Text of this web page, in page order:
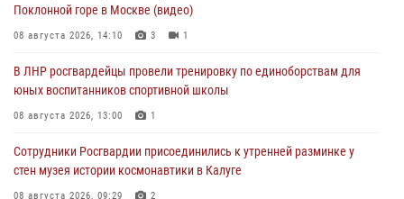
Поклонной горе в Москве (видео)
08 августа 2026, 14:10 3 1
В ЛНР росгвардейцы провели тренировку по единоборствам для
юных воспитанников спортивной школы
08 августа 2026, 13:00 1
Сотрудники Росгвардии присоединились к утренней разминке у
стен музея истории космонавтики в Калуге
08 августа 2026, 09:29 2